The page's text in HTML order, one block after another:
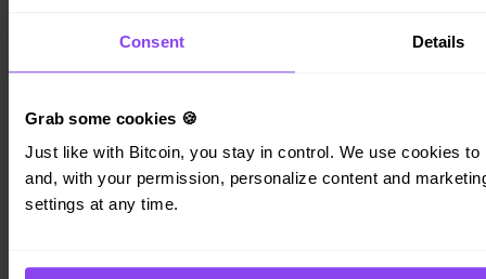
Consent Details
Grab some cookies 🍪
Just like with Bitcoin, you stay in control. We use cookies
and, with your permission, personalize content and
settings at any time.
Bitcoin verdienen
Private
Company
Über uns
Rechtliches
Blog
Medien
Kontakt